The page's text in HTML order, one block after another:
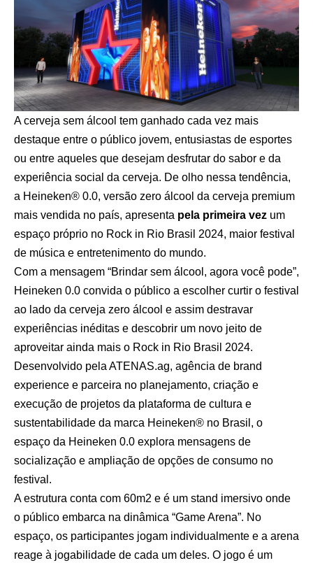
A cerveja sem álcool tem ganhado cada vez mais
destaque entre o público jovem, entusiastas de esportes
ou entre aqueles que desejam desfrutar do sabor e da
experiência social da cerveja. De olho nessa tendência,
a Heineken® 0.0, versão zero álcool da cerveja premium
mais vendida no país, apresenta pela primeira vez um
espaço próprio no Rock in Rio Brasil 2024, maior festival
de música e entretenimento do mundo.
Com a mensagem “Brindar sem álcool, agora você pode”,
Heineken 0.0 convida o público a escolher curtir o festival
ao lado da cerveja zero álcool e assim destravar
experiências inéditas e descobrir um novo jeito de
aproveitar ainda mais o Rock in Rio Brasil 2024.
Desenvolvido pela ATENAS.ag, agência de brand
experience e parceira no planejamento, criação e
execução de projetos da plataforma de cultura e
sustentabilidade da marca Heineken® no Brasil, o
espaço da Heineken 0.0 explora mensagens de
socialização e ampliação de opções de consumo no
festival.
A estrutura conta com 60m2 e é um stand imersivo onde
o público embarca na dinâmica “Game Arena”. No
espaço, os participantes jogam individualmente e a arena
reage à jogabilidade de cada um deles. O jogo é um